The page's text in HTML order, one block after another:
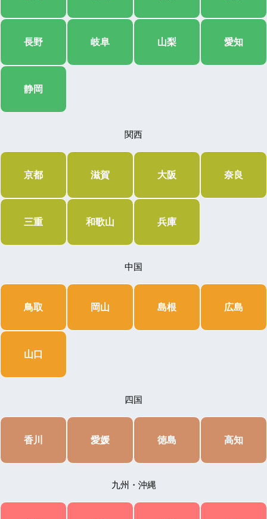
長野 岐阜 山梨 愛知
静岡
関西
京都 滋賀 大阪 奈良
三重 和歌山 兵庫
中国
鳥取 岡山 島根 広島
山口
四国
香川 愛媛 徳島 高知
九州・沖縄